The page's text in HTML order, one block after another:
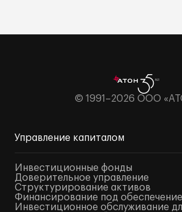
© 1991–2026 ООО
Управление капиталом
Инвестиционные фонды
Доверительное управление
Структурирование активов
Финансирование под
Инвестиционное обслуживание